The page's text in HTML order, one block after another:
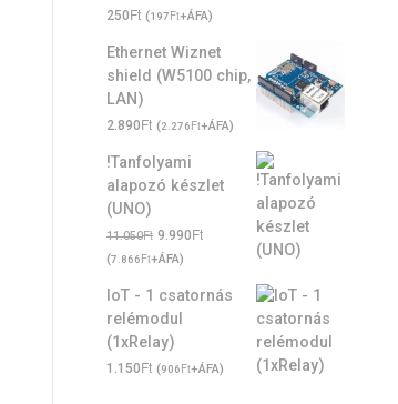
250Ft (197Ft+ÁFA)
Ethernet Wiznet
shield (W5100 chip,
LAN)
2.890Ft (2.276Ft+ÁFA)
!Tanfolyami
alapozó készlet
(UNO)
11.050Ft Original
price
11.050Ft.
9.990FtCurrent
9.990Ft.
(7.866Ft+ÁFA)
IoT - 1 csatornás
relémodul
(1xRelay)
1.150Ft (906Ft+ÁFA)